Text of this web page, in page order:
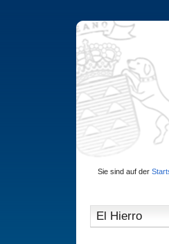
Sie sind auf der
El Hierro